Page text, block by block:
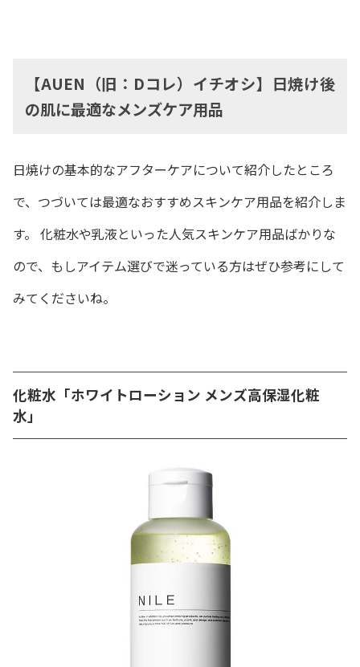
【AUEN（旧：Dコレ）イチオシ】日焼け後
の肌に最適なメンズケア用品
日焼けの基本的なアフターケアについて紹介したところ
で、つづいては最適なおすすめスキンケア用品を紹介しま
す。 化粧水や乳液といった人気スキンケア用品ばかりな
ので、もしアイテム選びで迷っている方はぜひ参考にして
みてくださいね。
化粧水「ホワイトローション メンズ高保湿化粧
水」